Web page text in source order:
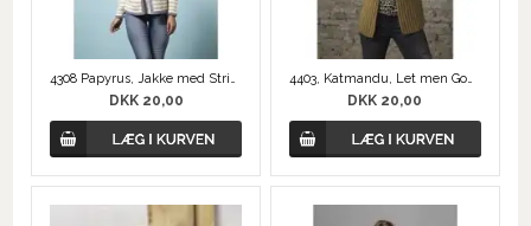
4308 Papyrus, Jakke med Striber
DKK 20,00
4403, Katmandu, Let men Godt - Jakke
DKK 20,00